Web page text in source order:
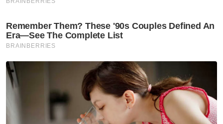
tempat dia jatuh'
Tragedi
Peneroka maut dihempap
jengkaut